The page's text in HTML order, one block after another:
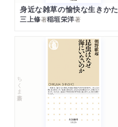
身近な雑草の愉快な生きかた
三上修著稲垣栄洋著
ちくま新書